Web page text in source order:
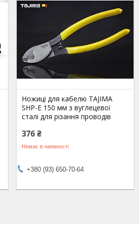
Ножиці для кабелю TAJIMA
SHP-E 150 мм з вуглецевої
сталі для різання проводів
376 ₴
Немає в наявності
+380 (93) 650-70-64